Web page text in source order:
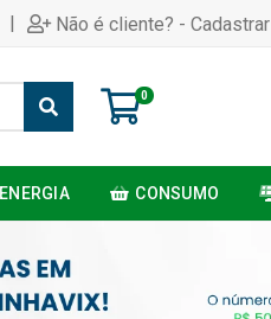
| Não é cliente? - Cadastrar
0
ENERGIA CONSUMO